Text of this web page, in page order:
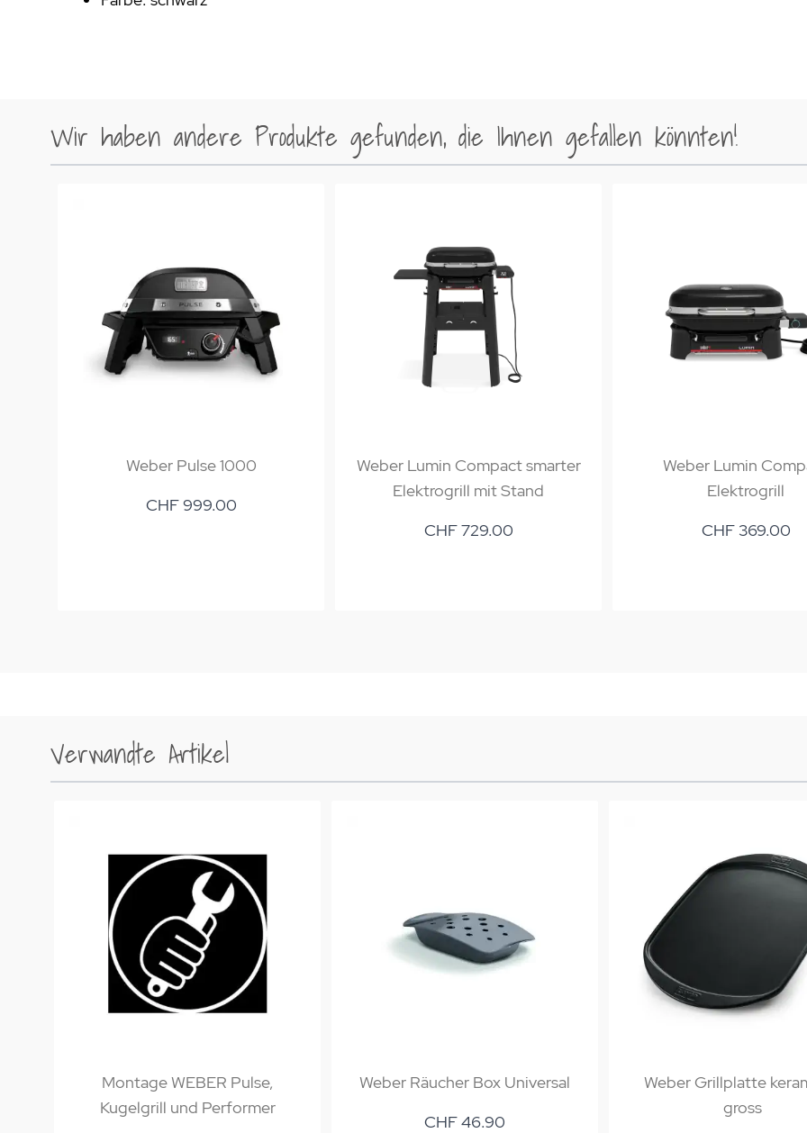
Wir haben andere Produkte gefunden, die Ihnen gefallen könnten!
Weber Pulse 1000
CHF 999.00
Weber Lumin Compact smarter
Elektrogrill mit Stand
CHF 729.00
Weber Lumin
Elektrogrill
CHF 369.00
Verwandte Artikel
Montage WEBER Pulse,
Kugelgrill und Performer
Weber Räucher Box Universal
CHF 46.90
Weber Grillplatte
gross